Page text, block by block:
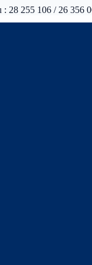
: 28 255 106 / 26 356